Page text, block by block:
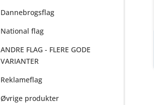
Dannebrogsflag
National flag
ANDRE FLAG - FLERE GODE
VARIANTER
Reklameflag
Øvrige produkter